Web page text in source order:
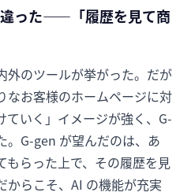
った——「履歴を見て商
外のツールが挙がった。だが
なお客様のホームページに対
ていく」イメージが強く、G-
。G-gen が望んだのは、あ
もらった上で、その履歴を見
からこそ、AI の機能が充実